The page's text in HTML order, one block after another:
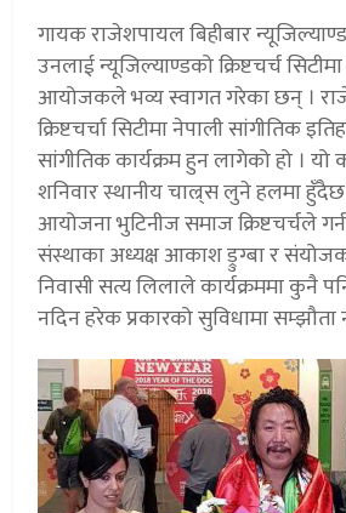
गायक राजेशपायल बिहीबार
उनलाई न्यूजिल्याण्डको क्रिष्टचर्च
आयोजकले भव्य स्वागत गरेका छन् ।
क्रिष्टचर्चा सिटीमा नेपाली सांगीतिक
सांगीतिक कार्यक्रम हुन लागेको हो । यो
शनिवार स्थानीय चाल्र्स लुने हलमा हुँदैछ
आयोजना भुटिनीज समाज क्रिष्टचर्चले
संस्थाका अध्यक्ष आकाश ड्रुग्बा र
निवासी सत्य लिलाले कार्यक्रममा कुनै
नदिन हरेक प्रकारको सुविधामा सम्झौता